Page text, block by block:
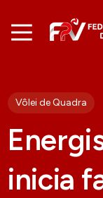
Vôlei de Quadra
inicia